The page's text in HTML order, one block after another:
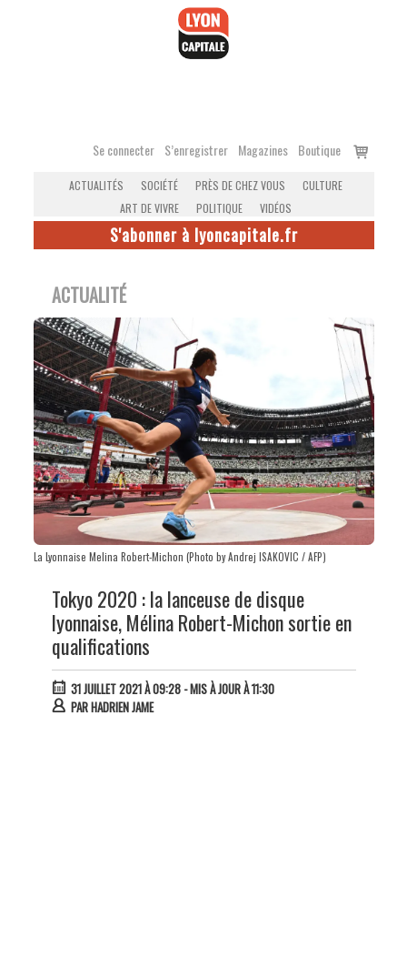
Se connecter S’enregistrer Magazines Boutique
Voir
ACTUALITÉS SOCIÉTÉ PRÈS DE CHEZ VOUS
CULTURE
ART DE VIVRE
POLITIQUE VIDÉOS
S'abonner à lyoncapitale.fr
ACTUALITÉ
La Lyonnaise Melina Robert-Michon (Photo by Andrej ISAKOVIC / AFP)
Tokyo 2020 : la lanceuse de disque
lyonnaise, Mélina Robert-Michon sortie en
qualifications
31 JUILLET 2021 À 09:28- MIS À JOUR À 11:30
PARHADRIEN JAME